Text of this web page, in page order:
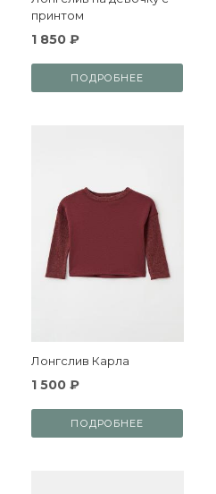
принтом
1 850 ₽
ПОДРОБНЕЕ
Лонгслив Карла
1 500 ₽
ПОДРОБНЕЕ